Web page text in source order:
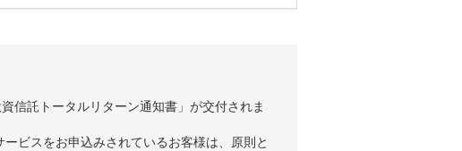
信託トータルリターン通知書」が交付されま
ービスをお申込みされているお客様は、原則と